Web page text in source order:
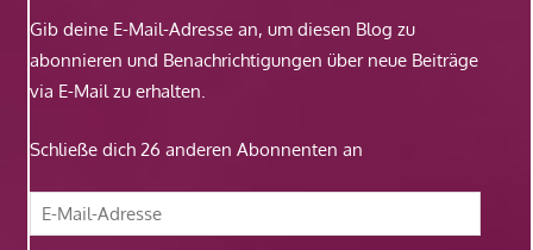
Gib deine E-Mail-Adresse an, um diesen Blog zu
abonnieren und Benachrichtigungen über neue Beiträge
via E-Mail zu erhalten.
Schließe dich 26 anderen Abonnenten an
E-
Mail-